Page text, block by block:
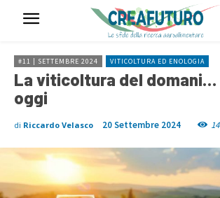
#11 | SETTEMBRE 2024 VITICOLTURA ED ENOLOGIA
La viticoltura del domani…
oggi
di Riccardo Velasco 20 Settembre 2024